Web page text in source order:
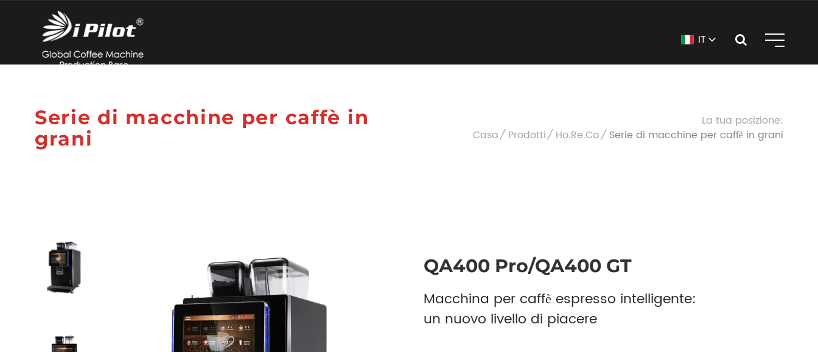
IT
Serie di macchine per caffè in
grani
La tua posizione:
Casa
Prodotti Ho.Re.Ca Serie di macchine per caffè in grani
QA400 Pro/QA400 GT
Macchina per caffè espresso intelligente:
un nuovo livello di piacere